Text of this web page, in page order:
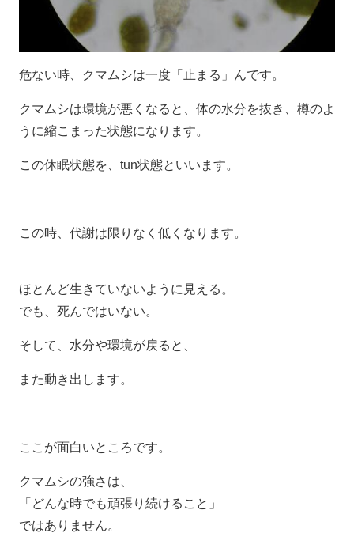
危ない時、クマムシは一度「止まる」んです。
クマムシは環境が悪くなると、体の水分を抜き、樽のよ
うに縮こまった状態になります。
この休眠状態を、tun状態といいます。
この時、代謝は限りなく低くなります。
ほとんど生きていないように見える。
でも、死んではいない。
そして、水分や環境が戻ると、
また動き出します。
ここが面白いところです。
クマムシの強さは、
「どんな時でも頑張り続けること」
ではありません。